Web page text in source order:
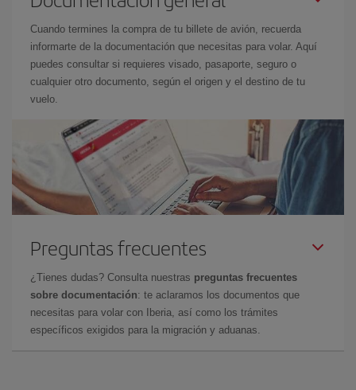
Cuando termines la compra de tu billete de avión, recuerda
informarte de la documentación que necesitas para volar. Aquí
puedes consultar si requieres visado, pasaporte, seguro o
cualquier otro documento, según el origen y el destino de tu
vuelo.
Preguntas frecuentes
¿Tienes dudas? Consulta nuestras preguntas frecuentes
sobre documentación: te aclaramos los documentos que
necesitas para volar con Iberia, así como los trámites
específicos exigidos para la migración y aduanas.